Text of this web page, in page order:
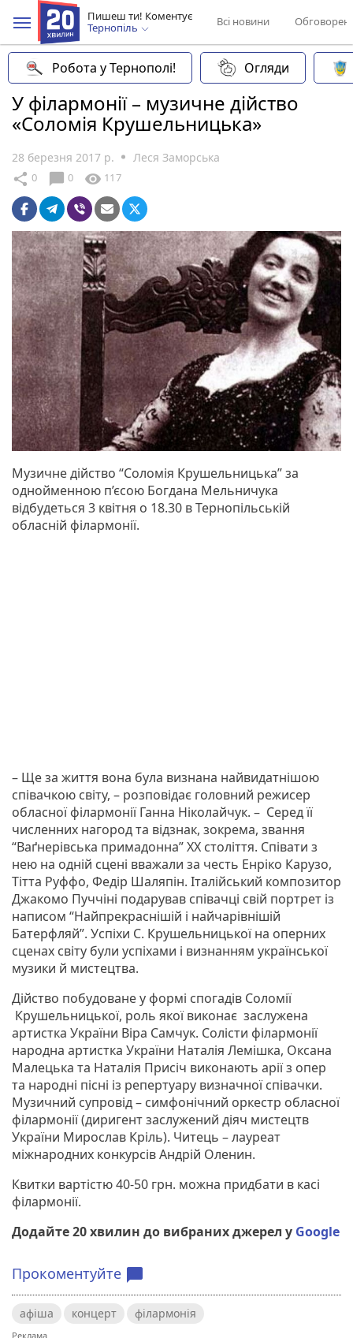
Пишеш ти! Коментує
Тернопіль
Всі новини
Робота у Тернополі! Огляди
У філармонії – музичне дійство
«Соломія Крушельницька»
28 березня 2017 р. Леся Заморська
share 0 chat_bubble 0 visibility 117
Музичне дійство “Соломія Крушельницька” за
однойменною п’єсою Богдана Мельничука
відбудеться 3 квітня о 18.30 в Тернопільській
обласній філармонії.
– Ще за життя вона була визнана найвидатнішою
співачкою світу, – розповідає головний режисер
обласної філармонії Ганна Ніколайчук. – Серед її
численних нагород та відзнак, зокрема, звання
“Ваґнерівська примадонна” ХХ століття. Співати з
нею на одній сцені вважали за честь Енріко Карузо,
Тітта Руффо, Федір Шаляпін. Італійський композитор
Джакомо Пуччіні подарував співачці свій портрет із
написом “Найпрекраснішій і найчарівнішій
Батерфляй”. Успіхи С. Крушельницької на оперних
сценах світу були успіхами і визнанням української
музики й мистецтва.
Дійство побудоване у формі спогадів Соломії
Крушельницької, роль якої виконає заслужена
артистка України Віра Самчук. Солісти філармонії
народна артистка України Наталія Лемішка, Оксана
Малецька та Наталія Присіч виконають арії з опер
та народні пісні із репертуару визначної співачки.
Музичний супровід – симфонічний оркестр обласної
філармонії (диригент заслужений діяч мистецтв
України Мирослав Кріль). Читець – лауреат
міжнародних конкурсів Андрій Оленин.
Квитки вартістю 40-50 грн. можна придбати в касі
філармонії.
Додайте 20 хвилин до вибраних джерел у Google
Прокоментуйте chat_bubble
афіша концерт філармонія